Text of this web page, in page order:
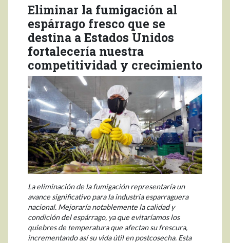
Eliminar la fumigación al
espárrago fresco que se
destina a Estados Unidos
fortalecería nuestra
competitividad y crecimiento
La eliminación de la fumigación representaría un
avance significativo para la industria esparraguera
nacional. Mejoraría notablemente la calidad y
condición del espárrago, ya que evitaríamos los
quiebres de temperatura que afectan su frescura,
incrementando así su vida útil en postcosecha. Esta